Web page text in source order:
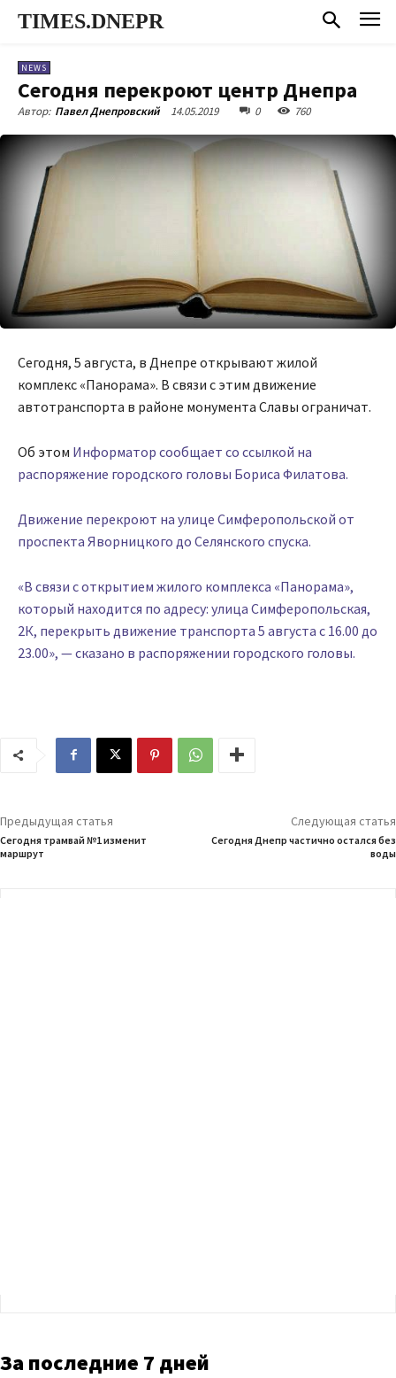
TIMES.DNEPR
NEWS
Сегодня перекроют центр Днепра
Автор: Павел Днепровский 14.05.2019 0 760
Сегодня, 5 августа, в Днепре открывают жилой
комплекс «Панорама». В связи с этим движение
автотранспорта в районе монумента Славы ограничат.
Об этом Информатор сообщает со ссылкой на
распоряжение городского головы Бориса Филатова.
Движение перекроют на улице Симферопольской от
проспекта Яворницкого до Селянского спуска.
«В связи с открытием жилого комплекса «Панорама»,
который находится по адресу: улица Симферопольская,
2К, перекрыть движение транспорта 5 августа с 16.00 до
23.00», — сказано в распоряжении городского головы.
Предыдущая статья
Сегодня трамвай №1 изменит
маршрут
Следующая статья
Сегодня Днепр частично остался без
воды
За последние 7 дней